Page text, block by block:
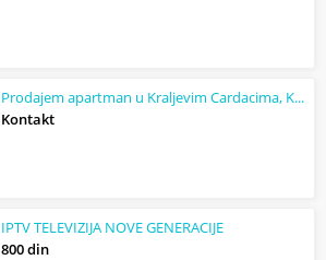
Prodajem apartman u Kraljevim Cardacima, Kopaonik
Kontakt
IPTV TELEVIZIJA NOVE GENERACIJE
800 din